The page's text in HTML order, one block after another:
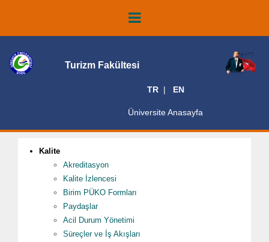
Turizm Fakültesi
TR EN
Üniversite Anasayfa
Kalite
Akreditasyon
Kalite İzlencesi
Birim PÜKO Formları
Paydaşlar
Acil Durum Yönetimi
Süreçler ve İş Akışları